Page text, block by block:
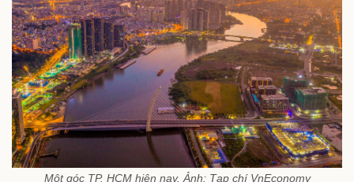
Một góc TP. HCM hiện nay. Ảnh: Tạp chí VnEconomy